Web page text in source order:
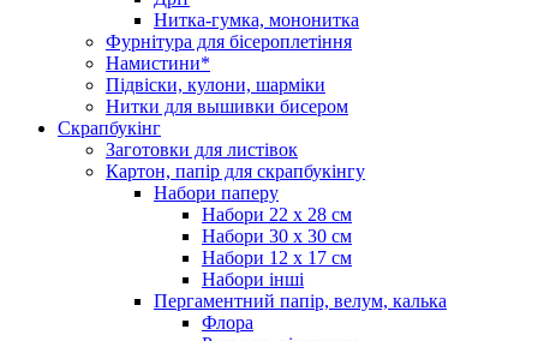
Нитка-гумка, мононитка
Фурнітура для бісероплетіння
Намистини*
Підвіски, кулони, шарміки
Нитки для вышивки бисером
Скрапбукінг
Заготовки для листівок
Картон, папір для скрапбукінгу
Набори паперу
Набори 22 х 28 см
Набори 30 х 30 см
Набори 12 х 17 см
Набори інші
Пергаментний папір, велум, калька
Флора